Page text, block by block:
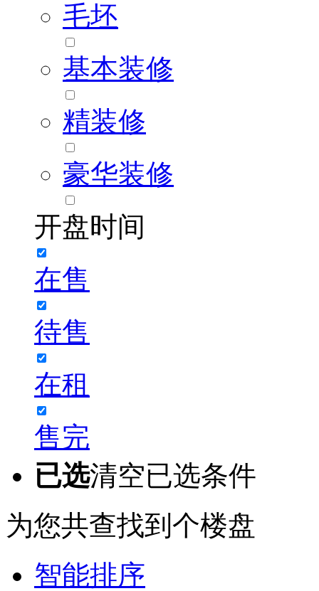
毛坯
基本装修
精装修
豪华装修
开盘时间
在售
待售
在租
售完
已选清空已选条件
为您共查找到 个楼盘
智能排序